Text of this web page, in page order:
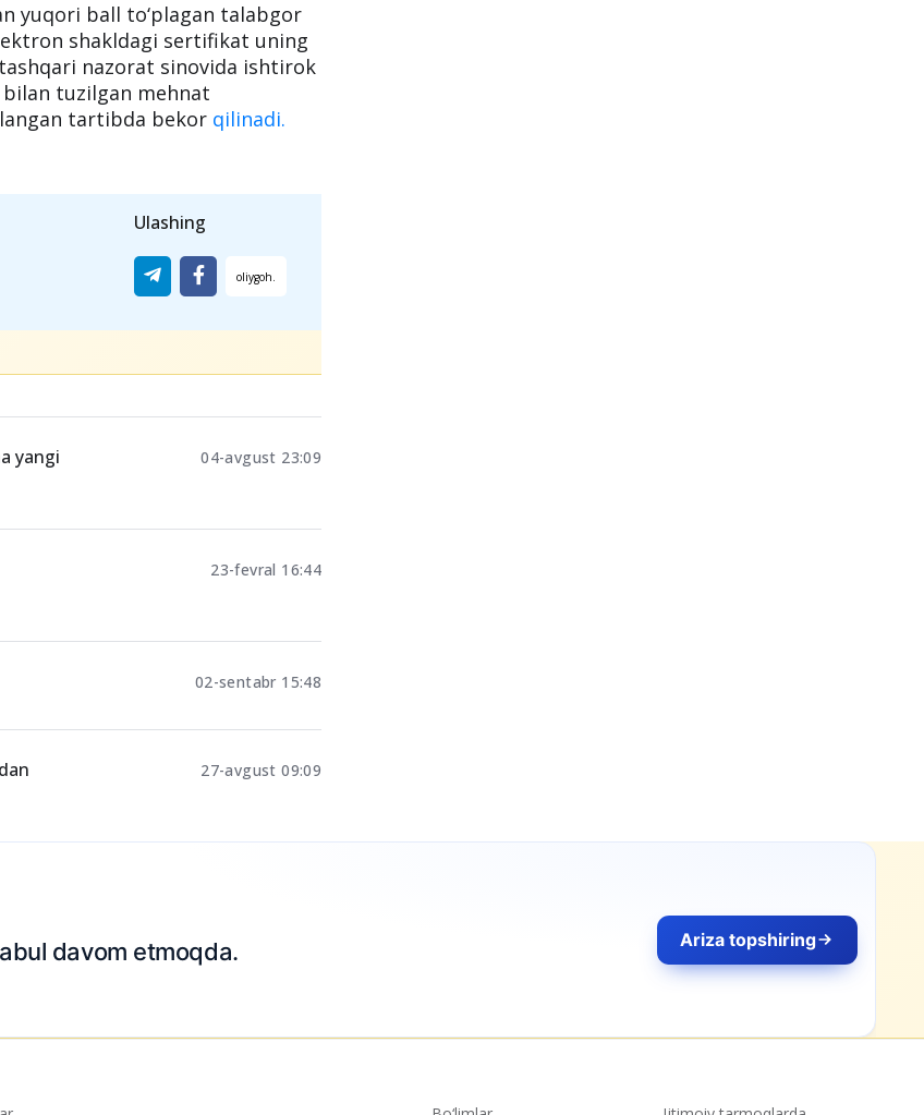
yuqori ball to‘plagan talabgor
shakldagi sertifikat uning
nazorat sinovida ishtirok
tuzilgan mehnat
tartibda bekor qilinadi.
Ulashing
yangi
04-avgust 23:09
23-fevral 16:44
02-sentabr 15:48
27-avgust 09:09